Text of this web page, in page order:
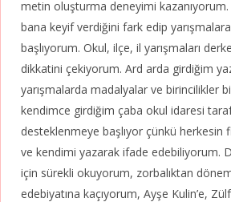
metin oluşturma deneyimi kazanıyorum.
bana keyif verdiğini fark edip
başlıyorum. Okul, ilçe, il yarışmaları
dikkatini çekiyorum. Ard arda girdiğim
yarışmalarda madalyalar ve birincilikler
kendimce girdiğim çaba okul idaresi
desteklenmeye başlıyor çünkü herkesin
ve kendimi yazarak ifade edebiliyorum.
için sürekli okuyorum, zorbalıktan
edebiyatına kaçıyorum, Ayşe Kulin’e,